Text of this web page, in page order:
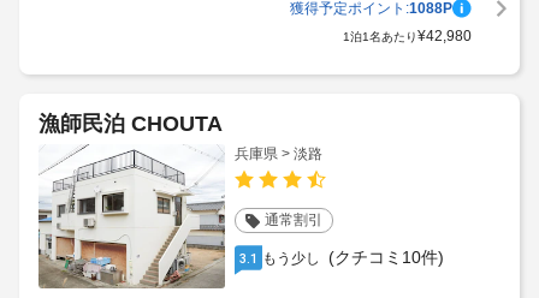
獲得予定ポイント:1088P
1泊1名あたり¥42,980
漁師民泊 CHOUTA
兵庫県 > 淡路
通常割引
3.1 もう少し (クチコミ10件)